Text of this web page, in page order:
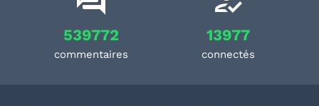
539772
commentaires
13977
connectés